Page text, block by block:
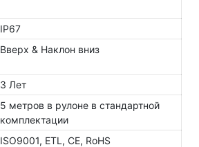
IP67
Вверх & Наклон вниз
3 Лет
5 метров в рулоне в стандартной
комплектации
ISO9001, ETL, CE, RoHS